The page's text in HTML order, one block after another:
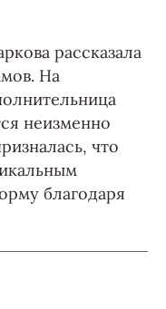
рассказала
На
неизменно
что
благодаря